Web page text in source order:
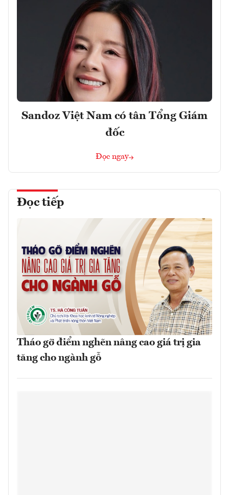
Sandoz Việt Nam có tân Tổng Giám
đốc
Đọc ngay
Đọc tiếp
Tháo gỡ điểm nghẽn nâng cao giá trị gia
tăng cho ngành gỗ